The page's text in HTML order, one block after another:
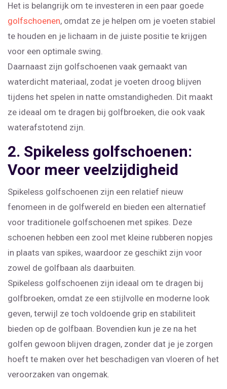
Het is belangrijk om te investeren in een paar goede
golfschoenen, omdat ze je helpen om je voeten stabiel
te houden en je lichaam in de juiste positie te krijgen
voor een optimale swing.
Daarnaast zijn golfschoenen vaak gemaakt van
waterdicht materiaal, zodat je voeten droog blijven
tijdens het spelen in natte omstandigheden. Dit maakt
ze ideaal om te dragen bij golfbroeken, die ook vaak
waterafstotend zijn.
2. Spikeless golfschoenen:
Voor meer veelzijdigheid
Spikeless golfschoenen zijn een relatief nieuw
fenomeen in de golfwereld en bieden een alternatief
voor traditionele golfschoenen met spikes. Deze
schoenen hebben een zool met kleine rubberen nopjes
in plaats van spikes, waardoor ze geschikt zijn voor
zowel de golfbaan als daarbuiten.
Spikeless golfschoenen zijn ideaal om te dragen bij
golfbroeken, omdat ze een stijlvolle en moderne look
geven, terwijl ze toch voldoende grip en stabiliteit
bieden op de golfbaan. Bovendien kun je ze na het
golfen gewoon blijven dragen, zonder dat je je zorgen
hoeft te maken over het beschadigen van vloeren of het
veroorzaken van ongemak.